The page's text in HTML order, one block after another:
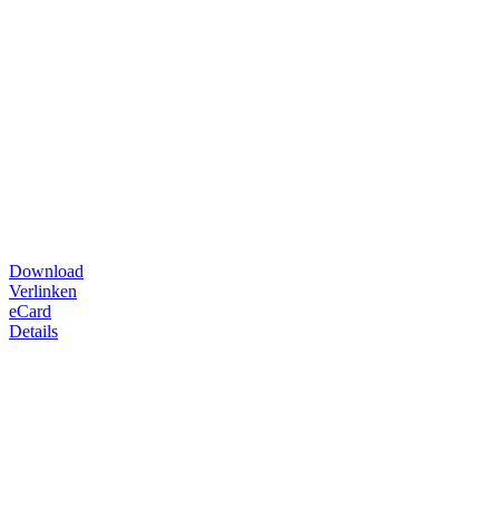
Download
Verlinken
eCard
Details